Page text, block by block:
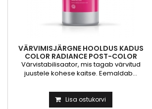
VÄRVIMISJÄRGNE HOOLDUS KADUS
COLOR RADIANCE POST-COLOR
TREATMENT
Värvistabilisaator, mis tagab värvitud
juustele kohese kaitse. Eemaldab...
Lisa ostukorvi